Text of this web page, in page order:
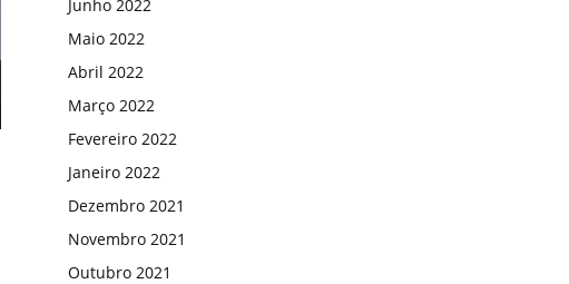
Junho 2022
Maio 2022
Abril 2022
Março 2022
Fevereiro 2022
Janeiro 2022
Dezembro 2021
Novembro 2021
Outubro 2021